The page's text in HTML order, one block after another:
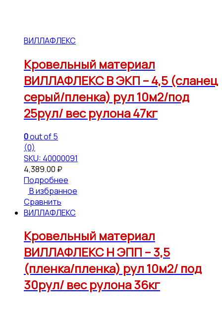
ВИЛЛАФЛЕКС
Кровельный материал
ВИЛЛАФЛЕКС В ЭКП – 4,5 (сланец
серый/пленка) рул 10м2/под
25рул/ вес рулона 47кг
0out of 5
(0)
SKU: 40000091
4,389.00 ₽
Подробнее
В избранное
Сравнить
ВИЛЛАФЛЕКС
Кровельный материал
ВИЛЛАФЛЕКС Н ЭПП – 3,5
(пленка/пленка) рул 10м2/ под
30рул/ вес рулона 36кг